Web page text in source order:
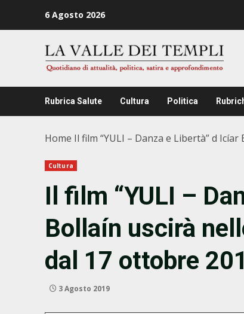
6 Agosto 2026
Rubrica Salute Cultura Politica
Home Il film “YULI – Danza e Libertà” d
Cultura
Il film “YULI –
Bollaín uscirà
dal 17 ottobre
3 Agosto 2019